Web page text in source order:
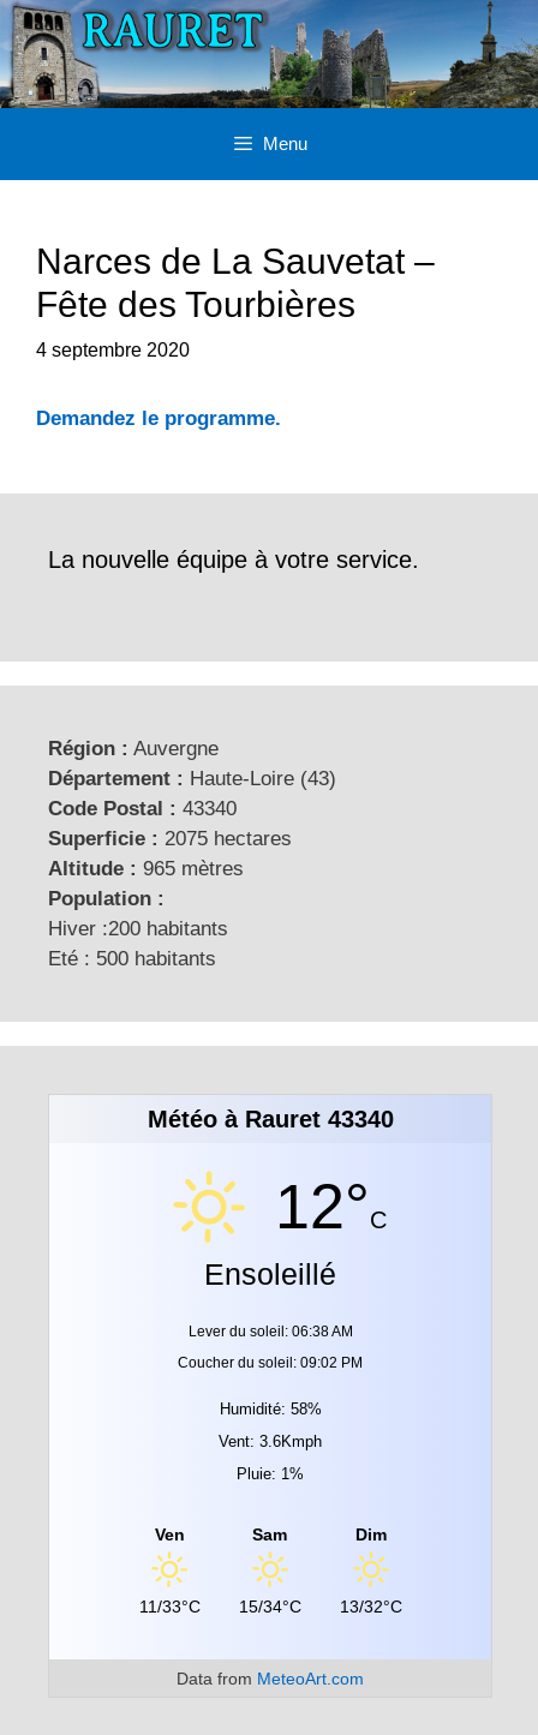
Aller
au
contenu
Menu
Narces de La Sauvetat –
Fête des Tourbières
4 septembre 2020
Demandez le programme.
La nouvelle équipe à votre service.
Région : Auvergne
Département : Haute-Loire (43)
Code Postal : 43340
Superficie : 2075 hectares
Altitude : 965 mètres
Population :
Hiver :200 habitants
Eté : 500 habitants
Météo à Rauret 43340
12°C
Ensoleillé
Lever du soleil: 06:38 AM
Coucher du soleil: 09:02 PM
Humidité: 58%
Vent: 3.6Kmph
Pluie: 1%
Ven
11/33°C
Sam
15/34°C
Dim
13/32°C
Data from MeteoArt.com